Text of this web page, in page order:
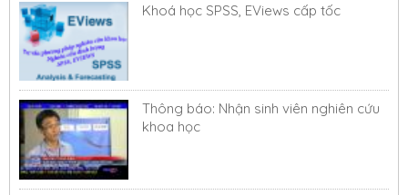
Khoá học SPSS, EViews cấp tốc
Thông báo: Nhận sinh viên nghiên cứu
khoa học